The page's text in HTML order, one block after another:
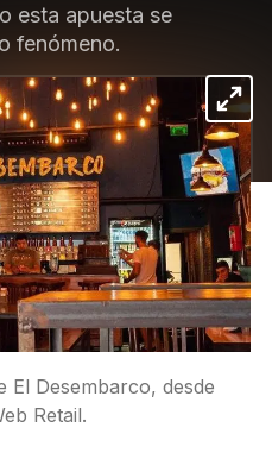
esta apuesta se
fenómeno.
El Desembarco, desde
Retail.